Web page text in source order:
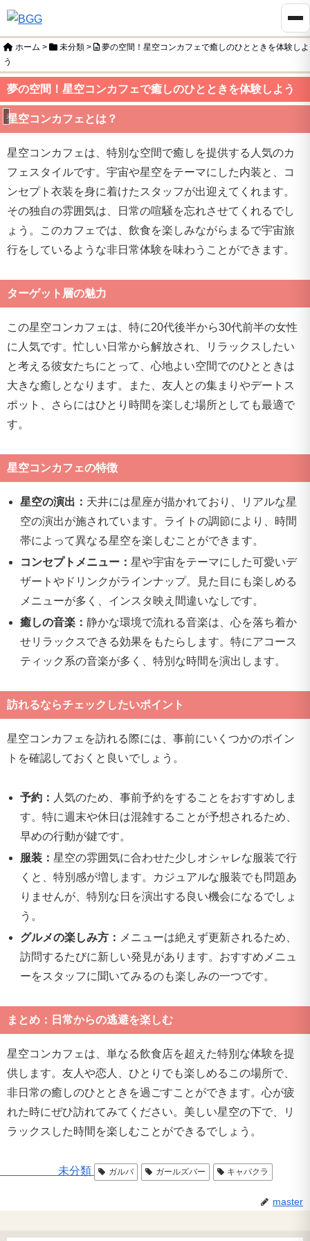
ホーム > 未分類 >
夢の空間！星空コンカフェで癒しのひとときを体験しよ
う
夢の空間！星空コンカフェで癒しのひとときを体験しよう
未分類
星空コンカフェとは？
星空コンカフェは、特別な空間で癒しを提供する人気のカ
フェスタイルです。宇宙や星空をテーマにした内装と、コ
ンセプト衣装を身に着けたスタッフが出迎えてくれます。
その独自の雰囲気は、日常の喧騒を忘れさせてくれるでし
ょう。このカフェでは、飲食を楽しみながらまるで宇宙旅
行をしているような非日常体験を味わうことができます。
ターゲット層の魅力
この星空コンカフェは、特に20代後半から30代前半の女性
に人気です。忙しい日常から解放され、リラックスしたい
と考える彼女たちにとって、心地よい空間でのひとときは
大きな癒しとなります。また、友人との集まりやデートス
ポット、さらにはひとり時間を楽しむ場所としても最適で
す。
星空コンカフェの特徴
星空の演出： 天井には星座が描かれており、リアルな星
空の演出が施されています。ライトの調節により、時間
帯によって異なる星空を楽しむことができます。
コンセプトメニュー：星や宇宙をテーマにした可愛いデ
ザートやドリンクがラインナップ。見た目にも楽しめる
メニューが多く、インスタ映え間違いなしです。
癒しの音楽：静かな環境で流れる音楽は、心を落ち着か
せリラックスできる効果をもたらします。特にアコース
ティック系の音楽が多く、特別な時間を演出します。
訪れるならチェックしたいポイント
星空コンカフェを訪れる際には、事前にいくつかのポイン
トを確認しておくと良いでしょう。
予約： 人気のため、事前予約をすることをおすすめしま
す。特に週末や休日は混雑することが予想されるため、
早めの行動が鍵です。
服装：星空の雰囲気に合わせた少しオシャレな服装で行
くと、特別感が増します。カジュアルな服装でも問題あ
りませんが、特別な日を演出する良い機会になるでしょ
う。
グルメの楽しみ方： メニューは絶えず更新されるため、
訪問するたびに新しい発見があります。おすすめメニュ
ーをスタッフに聞いてみるのも楽しみの一つです。
まとめ：日常からの逃避を楽しむ
星空コンカフェは、単なる飲食店を超えた特別な体験を提
供します。友人や恋人、ひとりでも楽しめるこの場所で、
非日常の癒しのひとときを過ごすことができます。心が疲
れた時にぜひ訪れてみてください。美しい星空の下で、リ
ラックスした時間を楽しむことができるでしょう。
未分類 ガルバ ガールズバー キャバクラ
master